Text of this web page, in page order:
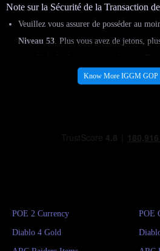
Note sur la Sécurité de la Transaction
Veuillez vous assurer de posséder au
Niveau 53 . Plus vous avez de jetons,
complétée facilement et rapidement.
contacter notre chat en direct
Une fois la commande terminée,
pour garantir la sécurité de votre compte.
Know More IGGM GOP
POE 2 Currency POE
Diablo 4 Gold